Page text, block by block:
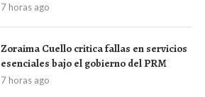
7 horas ago
Zoraima Cuello critica fallas en servicios
esenciales bajo el gobierno del PRM
7 horas ago